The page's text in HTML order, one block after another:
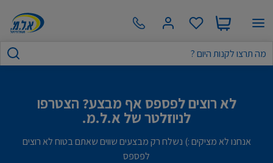
לא רוצים לפספס אף מבצע? הצטרפו
לניוזלטר של א.ל.מ.
אנחנו לא מציקים :) נשלח רק מבצעים שווים שאתם בטוח לא רוצים
לפספס